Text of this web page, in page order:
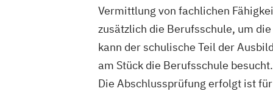
Vermittlung von fachlichen
zusätzlich die Berufsschule, um
kann der schulische Teil der
am Stück die Berufsschule
Die Abschlussprüfung erfolgt ist